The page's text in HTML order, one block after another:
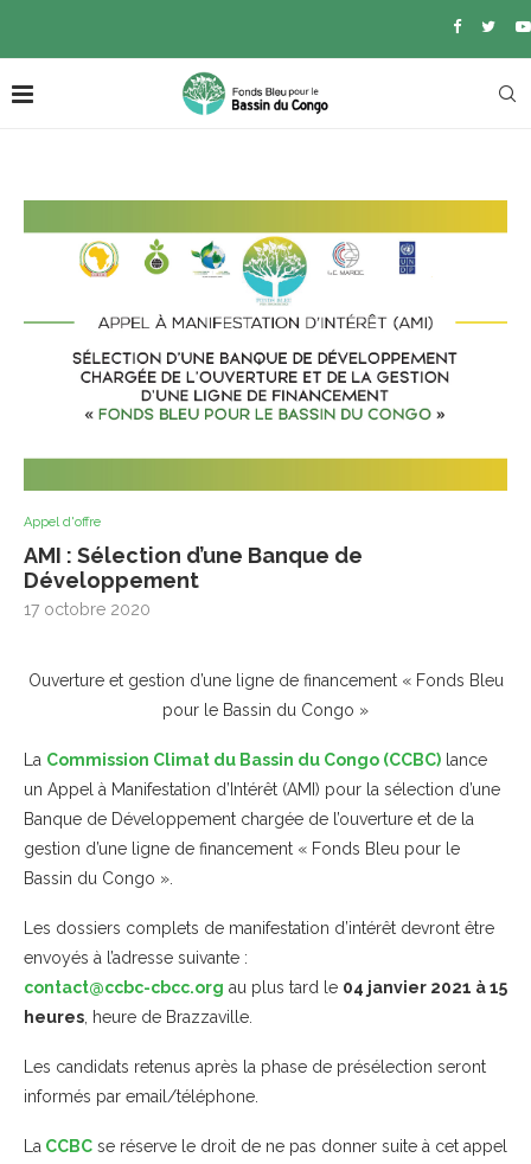
Appel d'offre
AMI : Sélection d’une Banque de
Développement
17 octobre 2020
Ouverture et gestion d’une ligne de financement « Fonds Bleu
pour le Bassin du Congo »
La Commission Climat du Bassin du Congo (CCBC) lance
un Appel à Manifestation d’Intérêt (AMI) pour la sélection d’une
Banque de Développement chargée de l’ouverture et de la
gestion d’une ligne de financement « Fonds Bleu pour le
Bassin du Congo ».
Les dossiers complets de manifestation d’intérêt devront être
envoyés à l’adresse suivante :
contact@ccbc-cbcc.org au plus tard le 04 janvier 2021 à 15
heures , heure de Brazzaville.
Les candidats retenus après la phase de présélection seront
informés par email/téléphone.
La CCBC se réserve le droit de ne pas donner suite à cet appel